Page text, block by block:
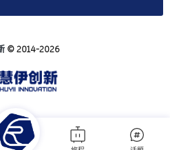
© 2014-2026